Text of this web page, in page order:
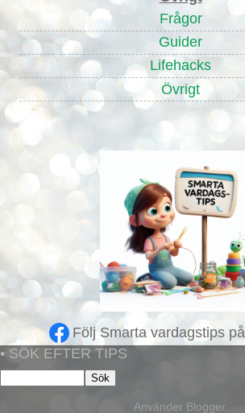
Frågor
Guider
Lifehacks
Övrigt
Följ Smarta vardagstips på
• SÖK EFTER TIPS
Använder Blogger.